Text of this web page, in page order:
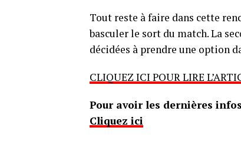
Tout reste à faire dans cette
basculer le sort du match. La
décidées à prendre une option
CLIQUEZ ICI POUR LIRE
Pour avoir les dernières infos
Cliquez ici